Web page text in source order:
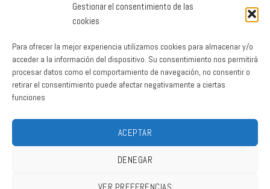
Gestionar el consentimiento de las
cookies
Para ofrecer la mejor experiencia utilizamos cookies para almacenar y/o
acceder a la información del dispositivo. Su consentimiento nos permitirá
procesar datos como el comportamiento de navegación, no consentir o
retirar el consentimiento puede afectar negativamente a ciertas
funciones
ACEPTAR
DENEGAR
De Lunes a Viernes: 10:30–17:00
Domingo 11:00–15:00